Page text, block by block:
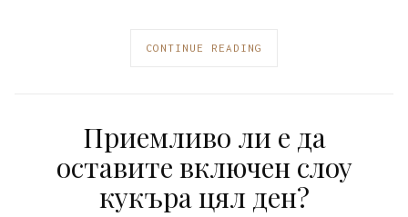
CONTINUE READING
Приемливо ли е да
оставите включен слоу
кукъра цял ден?